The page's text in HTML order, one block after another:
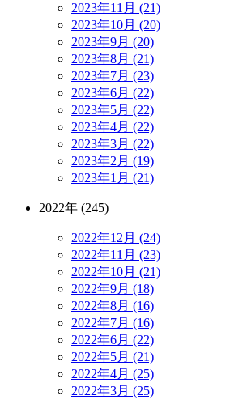
2023年11月 (21)
2023年10月 (20)
2023年9月 (20)
2023年8月 (21)
2023年7月 (23)
2023年6月 (22)
2023年5月 (22)
2023年4月 (22)
2023年3月 (22)
2023年2月 (19)
2023年1月 (21)
2022年 (245)
2022年12月 (24)
2022年11月 (23)
2022年10月 (21)
2022年9月 (18)
2022年8月 (16)
2022年7月 (16)
2022年6月 (22)
2022年5月 (21)
2022年4月 (25)
2022年3月 (25)